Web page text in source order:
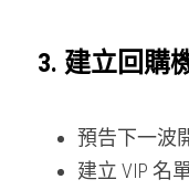
3. 建立回購
預告下一波
建立 VIP 名